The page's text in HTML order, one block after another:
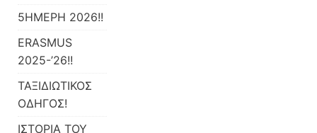
5ΗΜΕΡΗ 2026!!
ERASMUS
2025-’26!!
ΤΑΞΙΔΙΩΤΙΚΟΣ
ΟΔΗΓΟΣ!
ΙΣΤΟΡΙΑ ΤΟΥ